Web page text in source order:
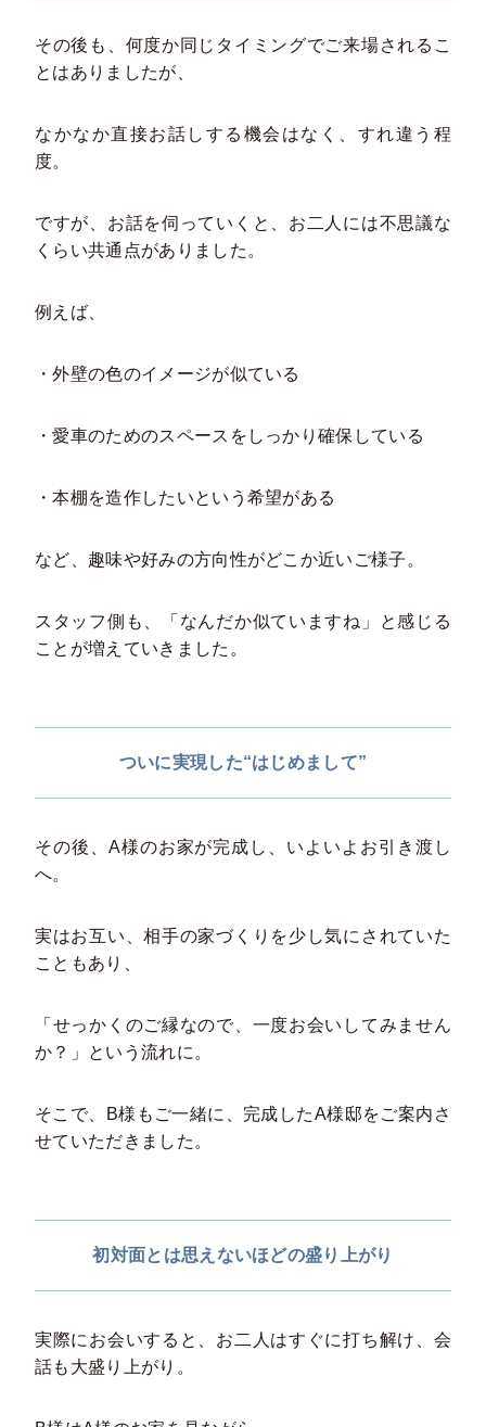
その後も、何度か同じタイミングでご来場されるこ
とはありましたが、
なかなか直接お話しする機会はなく、すれ違う程
度。
ですが、お話を伺っていくと、お二人には不思議な
くらい共通点がありました。
例えば、
・外壁の色のイメージが似ている
・愛車のためのスペースをしっかり確保している
・本棚を造作したいという希望がある
など、趣味や好みの方向性がどこか近いご様子。
スタッフ側も、「なんだか似ていますね」と感じる
ことが増えていきました。
ついに実現した“はじめまして”
その後、A様のお家が完成し、いよいよお引き渡し
へ。
実はお互い、相手の家づくりを少し気にされていた
こともあり、
「せっかくのご縁なので、一度お会いしてみません
か？」という流れに。
そこで、B様もご一緒に、完成したA様邸をご案内さ
せていただきました。
初対面とは思えないほどの盛り上がり
実際にお会いすると、お二人はすぐに打ち解け、会
話も大盛り上がり。